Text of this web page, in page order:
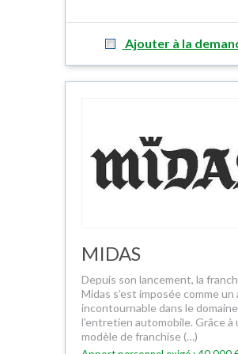
Ajouter à la
MIDAS
Depuis son lancement, la
Midas s’est imposée comme
incontournable dans le
l'entretien automobile. Grâce à
modèle de franchise (…)